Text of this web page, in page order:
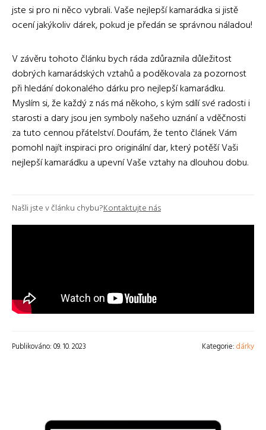
jste si pro ni něco vybrali. Vaše nejlepší kamarádka si jistě
ocení jakýkoliv dárek, pokud je předán se správnou náladou!
V závěru tohoto článku bych ráda zdůraznila důležitost
dobrých kamarádských vztahů a poděkovala za pozornost
při hledání dokonalého dárku pro nejlepší kamarádku.
Myslím si, že každý z nás má někoho, s kým sdílí své radosti i
starosti a dary jsou jen symboly našeho uznání a vděčnosti
za tuto cennou přátelství. Doufám, že tento článek Vám
pomohl najít inspiraci pro originální dar, který potěší Vaši
nejlepší kamarádku a upevní Vaše vztahy na dlouhou dobu.
Našli jste v článku chybu?Kontaktujte nás
Publikováno: 09. 10. 2023 Kategorie:dárky